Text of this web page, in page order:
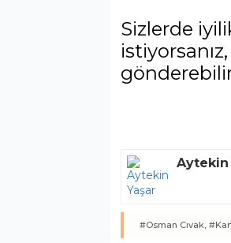
Sizlerde
Aytekin
#Osman Cıvak,